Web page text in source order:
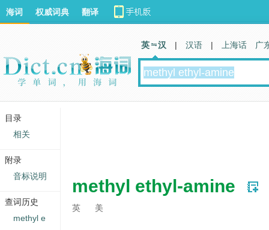
methyl ethyl-amine
英 美
海词 权威词典 翻译
英 汉 | 汉语 | 上海话 广
目录
相关
附录
音标说明
查词历史
methyl e